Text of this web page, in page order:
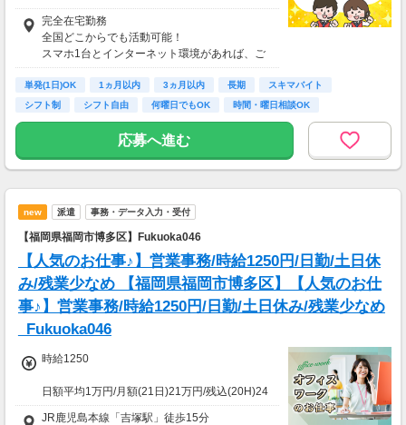
酬基準となります
【収入例】
■事務職Aさん（週3日・月50時間程度）
月収8万円～15万円
月収15万円～25万円
■主婦Cさん（月100時間程度）
月収20万円以上
現在活躍中のライバーの多くは会社員や主婦の
方。
本業や家庭と両立しながら副業として活動され
ています。
完全在宅勤務
全国どこからでも活動可能！
スマホ1台とインターネット環境があれば、ご
自宅からスタートできます。
通勤時間ゼロだから、本業やプライベートとの
両立もラクラク♪
単発(1日)OK 1ヵ月以内 3ヵ月以内 長期
スキマバイト
シフト制
シフト自由 何曜日でもOK 時間・曜日相談OK
応募へ進む
new 派遣 事務・データ入力・受付
【福岡県福岡市博多区】Fukuoka046
【人気のお仕事♪】営業事務/時給1250円/日勤/土日休
み/残業少なめ 【福岡県福岡市博多区】【人気のお仕
事♪】営業事務/時給1250円/日勤/土日休み/残業少なめ
_Fukuoka046
時給1250
日額平均1万円/月額(21日)21万円/残込(20H)24
万1260円
JR鹿児島本線「吉塚駅」徒歩15分